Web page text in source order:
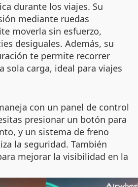
durante los viajes. Su
mediante ruedas
moverla sin esfuerzo,
desiguales. Además, su
te permite recorrer
sola carga, ideal para viajes
con un panel de control
presionar un botón para
y un sistema de freno
la seguridad. También
mejorar la visibilidad en la